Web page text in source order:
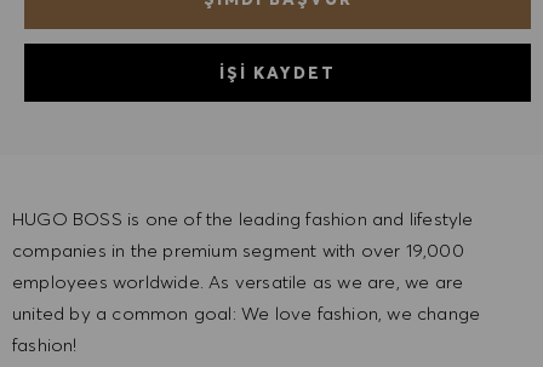
İŞI KAYDET
HUGO BOSS is one of the leading fashion and lifestyle
companies in the premium segment with over 19,000
employees worldwide. As versatile as we are, we are
united by a common goal: We love fashion, we change
fashion!